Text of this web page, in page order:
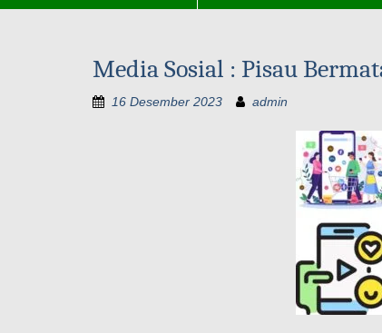
Media Sosial : Pisau
16 Desember 2023 admin